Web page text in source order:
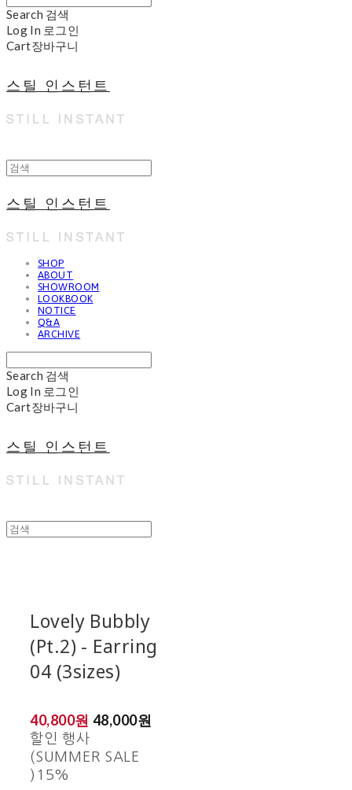
Search 검색
Log In 로그인
Cart장바구니
스틸 인스턴트
스틸 인스턴트
SHOP
ABOUT
SHOWROOM
LOOKBOOK
NOTICE
Q&A
ARCHIVE
Search 검색
Log In 로그인
Cart장바구니
스틸 인스턴트
Lovely Bubbly
(Pt.2) - Earring
04 (3sizes)
40,800원 48,000원
할인 행사
(SUMMER SALE
) 15%